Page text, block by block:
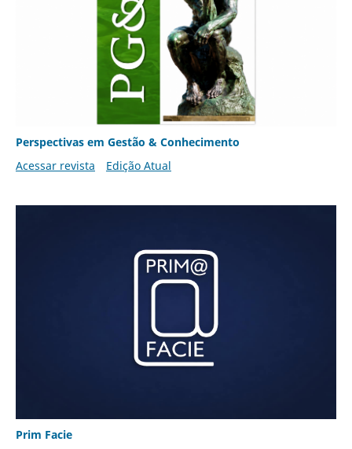
Perspectivas em Gestão & Conhecimento
Acessar revista
Edição Atual
Prim Facie